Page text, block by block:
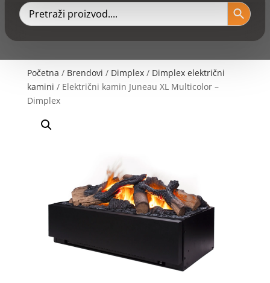
Početna / Brendovi / Dimplex/ Dimplex električni
kamini / Električni kamin Juneau XL Multicolor –
Dimplex